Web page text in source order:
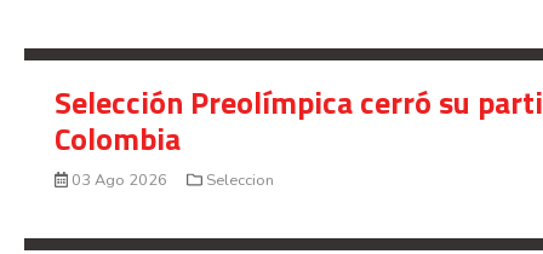
Selección Preolímpica cerró su
Colombia
03 Ago 2026 Seleccion